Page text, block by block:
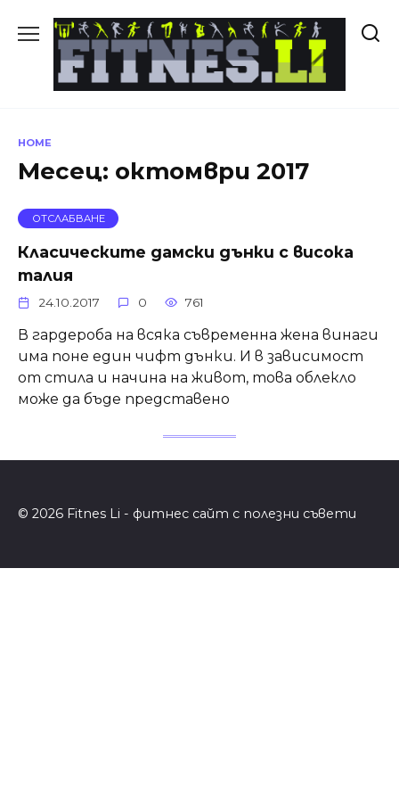
HOME
Месец: октомври 2017
ОТСЛАБВАНЕ
Класическите дамски дънки с висока
талия
24.10.2017 0 761
В гардероба на всяка съвременна жена винаги
има поне един чифт дънки. И в зависимост
от стила и начина на живот, това облекло
може да бъде представено
© 2026 Fitnes Li - фитнес сайт с полезни съвети